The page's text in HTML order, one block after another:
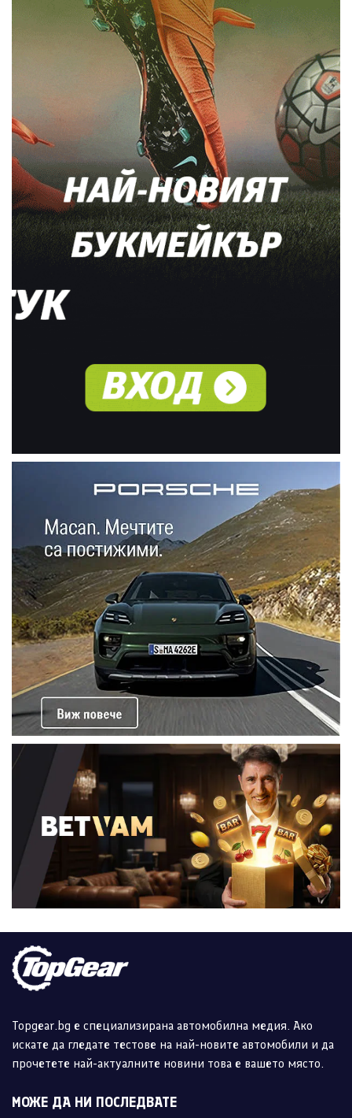
Topgear.bg е специализирана автомобилна медия. Ако
искате да гледате тестове на най-новите автомобили и да
прочетете най-актуалните новини това е вашето място.
МОЖЕ ДА НИ ПОСЛЕДВАТЕ